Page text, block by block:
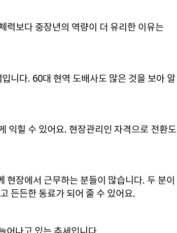
력보다 중장년의 역량이 더 유리한 이유는
니다. 60대 현역 도배사도 많은 것을 보아 알
익힐 수 있어요. 현장관리인 자격으로 전환도
장에서 근무하는 분들이 많습니다. 두 분이
든든한 동료가 되어 줄 수 있어요.